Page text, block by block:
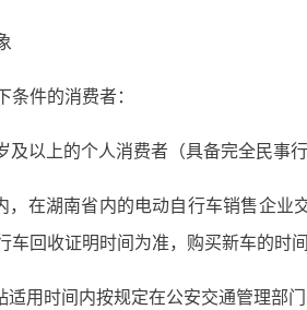
条件的消费者：
及以上的个人消费者（具备完全民事
，在湖南省内的电动自行车销售企
车回收证明时间为准，购买新车的时
适用时间内按规定在公安交通管理部